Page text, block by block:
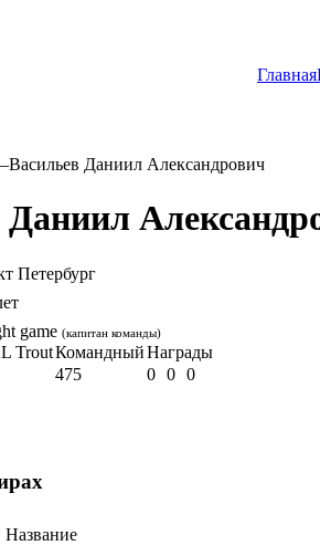
Главная
Васильев Даниил Александрович
Даниил
Петербург
game (капитан команды)
TroutКомандныйНаграды
475 0 0 0
Название